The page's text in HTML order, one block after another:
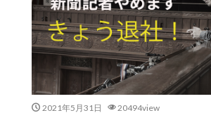
2021年5月31日 20494view